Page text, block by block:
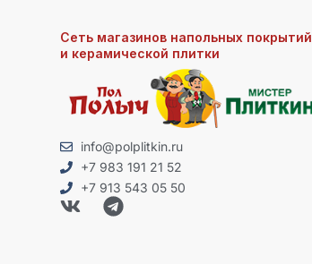
Сеть магазинов напольных покрытий
и керамической плитки
info@polplitkin.ru
+7 983 191 21 52
+7 913 543 05 50